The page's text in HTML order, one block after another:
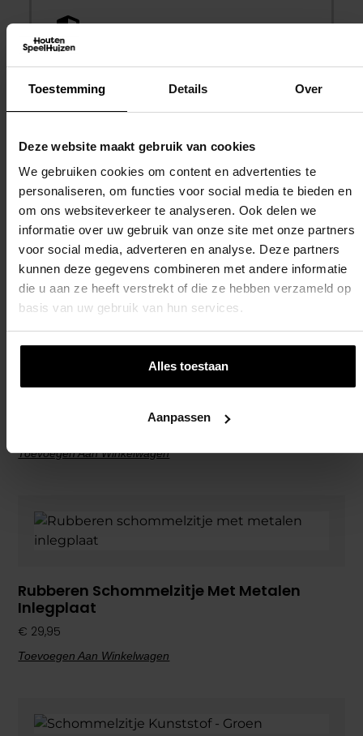
Toestemming Details Over
Deze website maakt gebruik van cookies
We gebruiken cookies om content en advertenties te
personaliseren, om functies voor social media te bieden en
om ons websiteverkeer te analyseren. Ook delen we
informatie over uw gebruik van onze site met onze partners
voor social media, adverteren en analyse. Deze partners
kunnen deze gegevens combineren met andere informatie
die u aan ze heeft verstrekt of die ze hebben verzameld op
basis van uw gebruik van hun services.
Alles toestaan
Aanpassen
Zekerheid met
Kopersbescherming
Veilig winkelen.
Dit vind je misschien ook
interessant
Toevoegen Aan Winkelwagen
Rubberen Schommelzitje Met Metalen
Inlegplaat
€ 29,95
Toevoegen Aan Winkelwagen